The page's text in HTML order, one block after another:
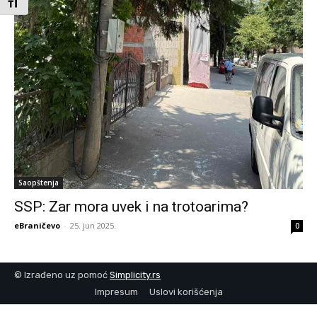
Toggle Font size
Saopštenja
SSP: Zar mora uvek i na trotoarima?
eBraničevo - 25. jun 2025. 0
© Izrađeno uz pomoć Simplicity.rs
Impresum
Uslovi korišćenja